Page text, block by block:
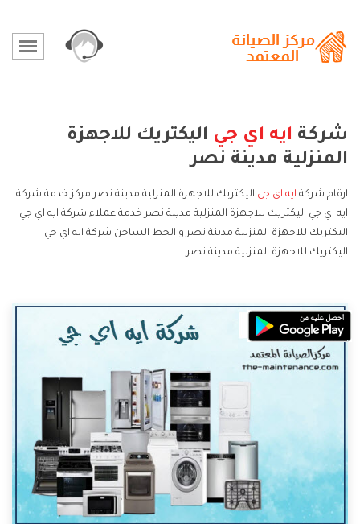
شركة ايه اي جي اليكتريك للاجهزة
المنزلية مدينة نصر
ارقام شركة ايه اي جي اليكتريك للاجهزة المنزلية مدينة نصر مركز خدمة شركة
ايه اي جي اليكتريك للاجهزة المنزلية مدينة نصر خدمة عملاء شركة ايه اي جي
اليكتريك للاجهزة المنزلية مدينة نصر و الخط الساخن شركة ايه اي جي
اليكتريك للاجهزة المنزلية مدينة نصر.